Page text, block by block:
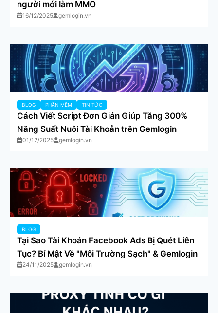
người mới làm MMO
16/12/2025 gemlogin.vn
BLOG PHẦN MỀM TIN TỨC
Cách Viết Script Đơn Giản Giúp Tăng 300%
Năng Suất Nuôi Tài Khoản trên Gemlogin
01/12/2025 gemlogin.vn
BLOG
Tại Sao Tài Khoản Facebook Ads Bị Quét Liên
Tục? Bí Mật Về "Môi Trường Sạch" & Gemlogin
24/11/2025 gemlogin.vn